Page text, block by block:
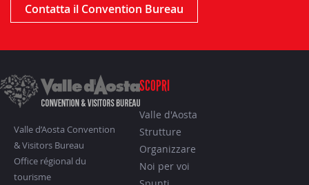
Contatta il Convention Bureau
Valle d’Aosta Convention
& Visitors Bureau
Office régional du
tourisme
SCOPRI
Valle d'Aosta
Strutture
Organizzare
Noi per voi